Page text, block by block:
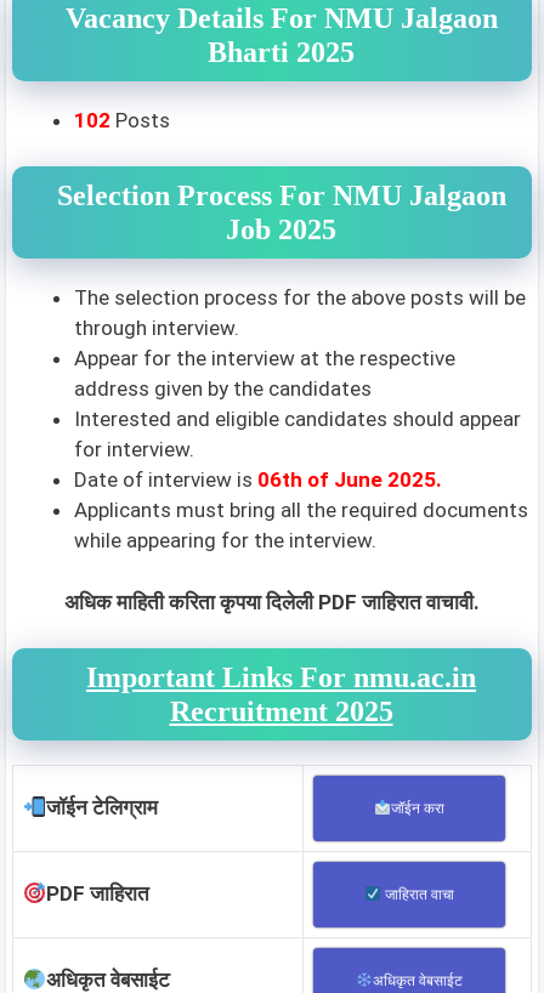
Vacancy Details For NMU Jalgaon
Bharti 2025
102 Posts
Selection Process For NMU Jalgaon
Job 2025
The selection process for the above posts will be
through interview.
Appear for the interview at the respective
address given by the candidates
Interested and eligible candidates should appear
for interview.
Date of interview is 06th of June 2025.
Applicants must bring all the required documents
while appearing for the interview.
अधिक माहिती करिता कृपया दिलेली PDF जाहिरात वाचावी.
Important Links For nmu.ac.in
Recruitment 2025
जॉईन टेलिग्राम जॉईन करा
PDF जाहिरात जाहिरात वाचा
अधिकृत वेबसाईट अधिकृत वेबसाईट